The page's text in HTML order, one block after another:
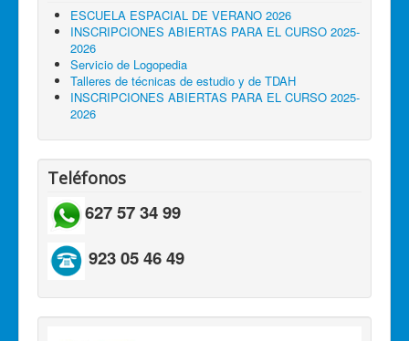
ESCUELA ESPACIAL DE VERANO 2026
INSCRIPCIONES ABIERTAS PARA EL CURSO 2025-
2026
Servicio de Logopedia
Talleres de técnicas de estudio y de TDAH
INSCRIPCIONES ABIERTAS PARA EL CURSO 2025-
2026
Teléfonos
627 57 34 99
923 05 46 49